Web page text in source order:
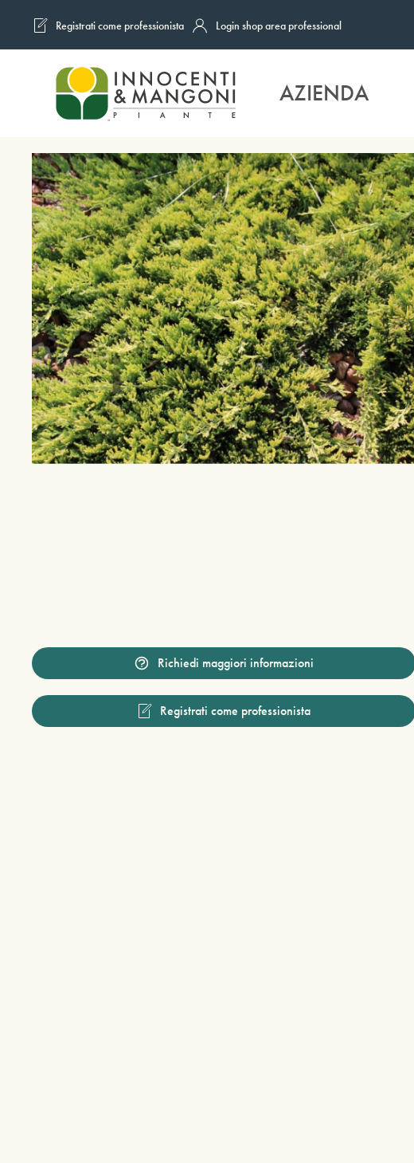
Skip to main content
Registrati come professionista Login shop area professional
AZIENDA
Richiedi maggiori informazioni
Registrati come professionista